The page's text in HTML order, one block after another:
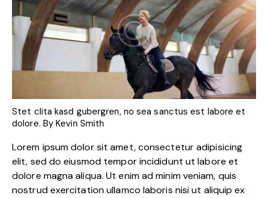
Stet clita kasd gubergren, no sea sanctus est labore et
dolore. ByKevin Smith
Lorem ipsum dolor sit amet, consectetur adipisicing
elit, sed do eiusmod tempor incididunt ut labore et
dolore magna aliqua. Ut enim ad minim veniam, quis
nostrud exercitation ullamco laboris nisi ut aliquip ex